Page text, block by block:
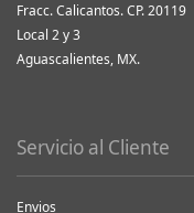
Fracc. Calicantos. CP. 20119
Local 2 y 3
Aguascalientes, MX.
Servicio al Cliente
Envios